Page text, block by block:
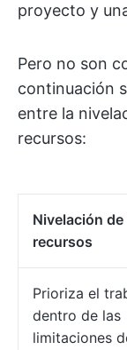
proyecto y
Pero no son
continuación
entre la
recursos:
Nivelación de
recursos
Prioriza el
dentro de las
limitaciones